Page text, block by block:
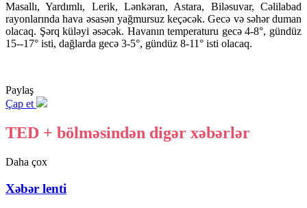
Masallı, Yardımlı, Lerik, Lənkəran, Astara, Biləsuvar, Cəlilabad
rayonlarında hava əsasən yağmursuz keçəcək. Gecə və səhər duman
olacaq. Şərq küləyi əsəcək. Havanın temperaturu gecə 4-8°, gündüz
15--17° isti, dağlarda gecə 3-5°, gündüz 8-11° isti olacaq.
Paylaş
Çap et
TED + bölməsindən digər xəbərlər
Daha çox
Xəbər lenti